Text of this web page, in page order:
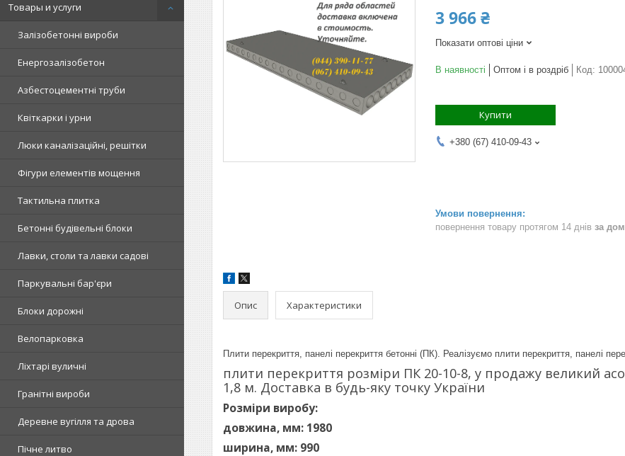
Товары и услуги
Залізобетонні вироби
Енергозалізобетон
Азбестоцементні труби
Квіткарки і урни
Люки каналізаційні, решітки
Фігури елементів мощення
Тактильна плитка
Бетонні будівельні блоки
Лавки, столи та лавки садові
Паркувальні бар'єри
Блоки дорожні
Велопарковка
Ліхтарі вуличні
Гранітні вироби
Деревне вугілля та дрова
Пічне литво
3 966 ₴
Показати оптові ціни
В наявності Оптом і в роздріб Код:
Купити
+380 (67) 410-09-43
повернення товару протягом 14 днів за
Опис Характеристики
Плити перекриття, панелі перекриття бетонні (ПК). Реалізуємо плити перекриття, панелі
плити перекриття розміри ПК 20-10-8, у продажу великий
1,8 м. Доставка в будь-яку точку України
Розміри виробу:
довжина, мм: 1980
ширина, мм: 990